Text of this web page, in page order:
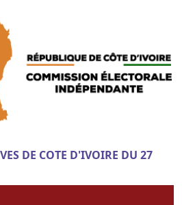
DE COTE D'IVOIRE DU 27